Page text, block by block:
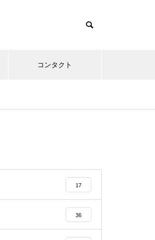
コンタクト
17
36